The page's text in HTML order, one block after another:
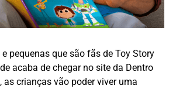
pequenas que são fãs de Toy Story
acaba de chegar no site da Dentro
as crianças vão poder viver uma